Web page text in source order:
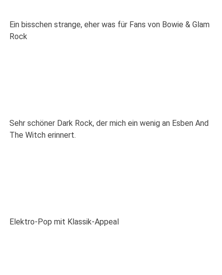
Ein bisschen strange, eher was für Fans von Bowie & Glam
Rock
Sehr schöner Dark Rock, der mich ein wenig an Esben And
The Witch erinnert.
Elektro-Pop mit Klassik-Appeal